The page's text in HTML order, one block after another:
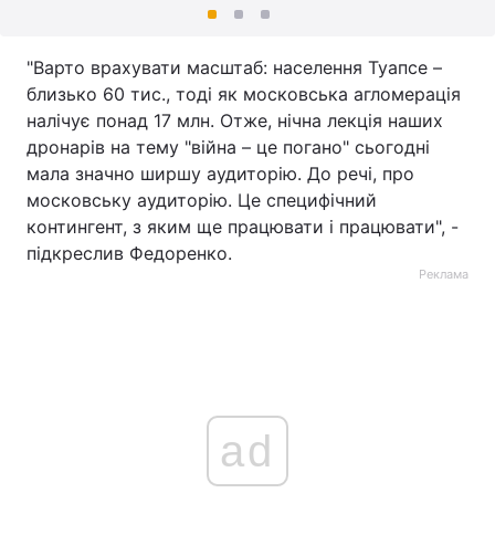
"Варто врахувати масштаб: населення Туапсе –
близько 60 тис., тоді як московська агломерація
налічує понад 17 млн. Отже, нічна лекція наших
дронарів на тему "війна – це погано" сьогодні
мала значно ширшу аудиторію. До речі, про
московську аудиторію. Це специфічний
контингент, з яким ще працювати і працювати", -
підкреслив Федоренко.
Реклама
ad